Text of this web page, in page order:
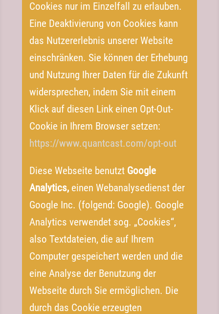
Cookies nur im Einzelfall zu erlauben.
Eine Deaktivierung von Cookies kann
das Nutzererlebnis unserer Website
einschränken. Sie können der Erhebung
und Nutzung Ihrer Daten für die Zukunft
widersprechen, indem Sie mit einem
Klick auf diesen Link einen Opt-​Out-​
Cookie in Ihrem Browser setzen:
https://​www​.quantcast​.com/​o​p​t-out
Diese Webseite benutzt Google
Analytics,einen Webanalysedienst der
Google Inc. (folgend: Google). Google
Analytics verwendet sog. „Cookies“,
also Textdateien, die auf Ihrem
Computer gespeichert werden und die
eine Analyse der Benutzung der
Webseite durch Sie ermöglichen. Die
durch das Cookie erzeugten